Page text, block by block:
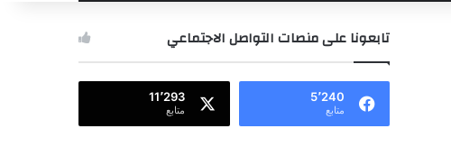
عن
تابعونا على منصات التواصل الاجتماعي
5٬240
متابع
11٬293
متابع